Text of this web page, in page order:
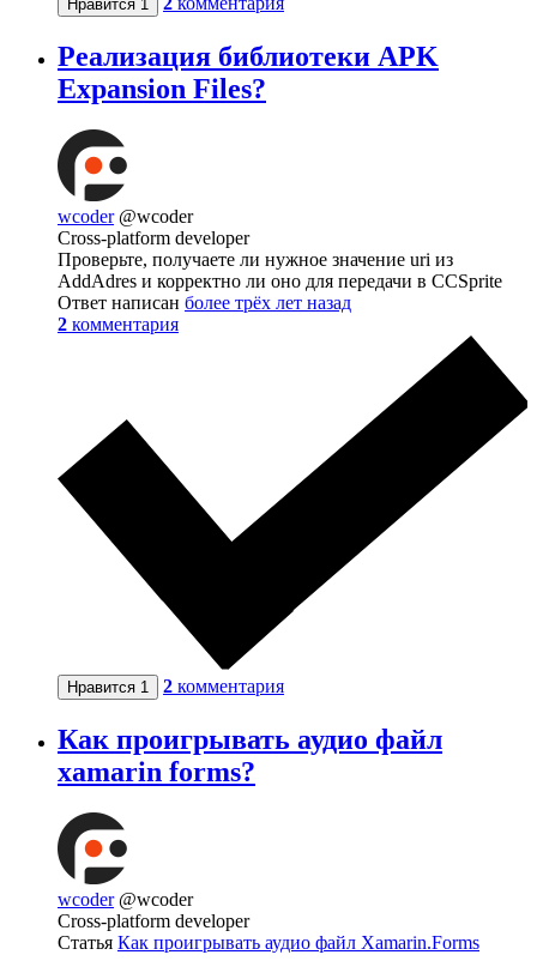
Нравится 1
Реализация библиотеки APK
Expansion Files?
wcoder @wcoder
Cross-platform developer
Проверьте, получаете ли нужное значение uri из
AddAdres и корректно ли оно для передачи в CCSprite
Ответ написан более трёх лет назад
2 комментария
Нравится 1 2 комментария
Как проигрывать аудио файл
xamarin forms?
wcoder @wcoder
Cross-platform developer
Статья Как проигрывать аудио файл Xamarin.Forms